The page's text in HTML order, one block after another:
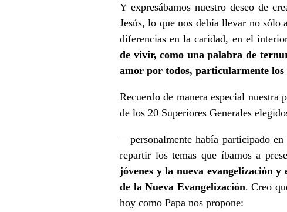
Y expresábamos nuestro deseo de
Jesús, lo que nos debía llevar no
diferencias en la caridad, en el
de vivir, como una palabra de
amor por todos, particularmente
Recuerdo de manera especial
de los 20 Superiores Generales
—personalmente había participado
repartir los temas que íbamos a
jóvenes y la nueva evangelización
de la Nueva Evangelización. Creo
hoy como Papa nos propone: